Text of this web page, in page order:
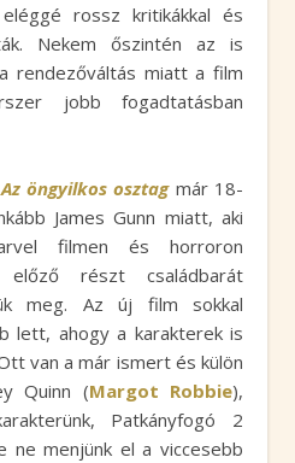
rossz kritikákkal és
Nekem őszintén az is
rendezőváltás miatt a film
jobb fogadtatásban
öngyilkos osztagmár 18-
James Gunn miatt, aki
filmen és horroron
részt családbarát
meg. Az új film sokkal
lett, ahogy a karakterek is
van a már ismert és külön
Quinn (Margot Robbie),
Patkányfogó 2
ne menjünk el a viccesebb